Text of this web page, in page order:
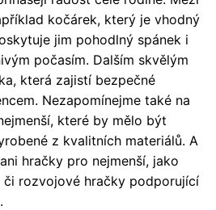
kočárek, který je vhodný
jim pohodlný spánek i
počasím. Dalším skvělým
která zajistí bezpečné
Nezapomínejme také na
které by mělo být
z kvalitních materiálů. A
hračky pro nejmenší, jako
rozvojové hračky podporující